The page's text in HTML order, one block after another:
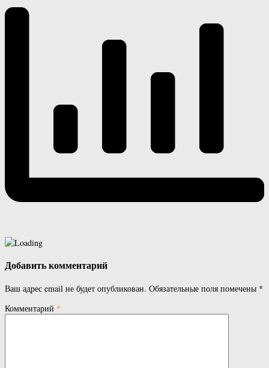
Добавить комментарий
Ваш адрес email не будет опубликован. Обязательные поля помечены *
Комментарий *